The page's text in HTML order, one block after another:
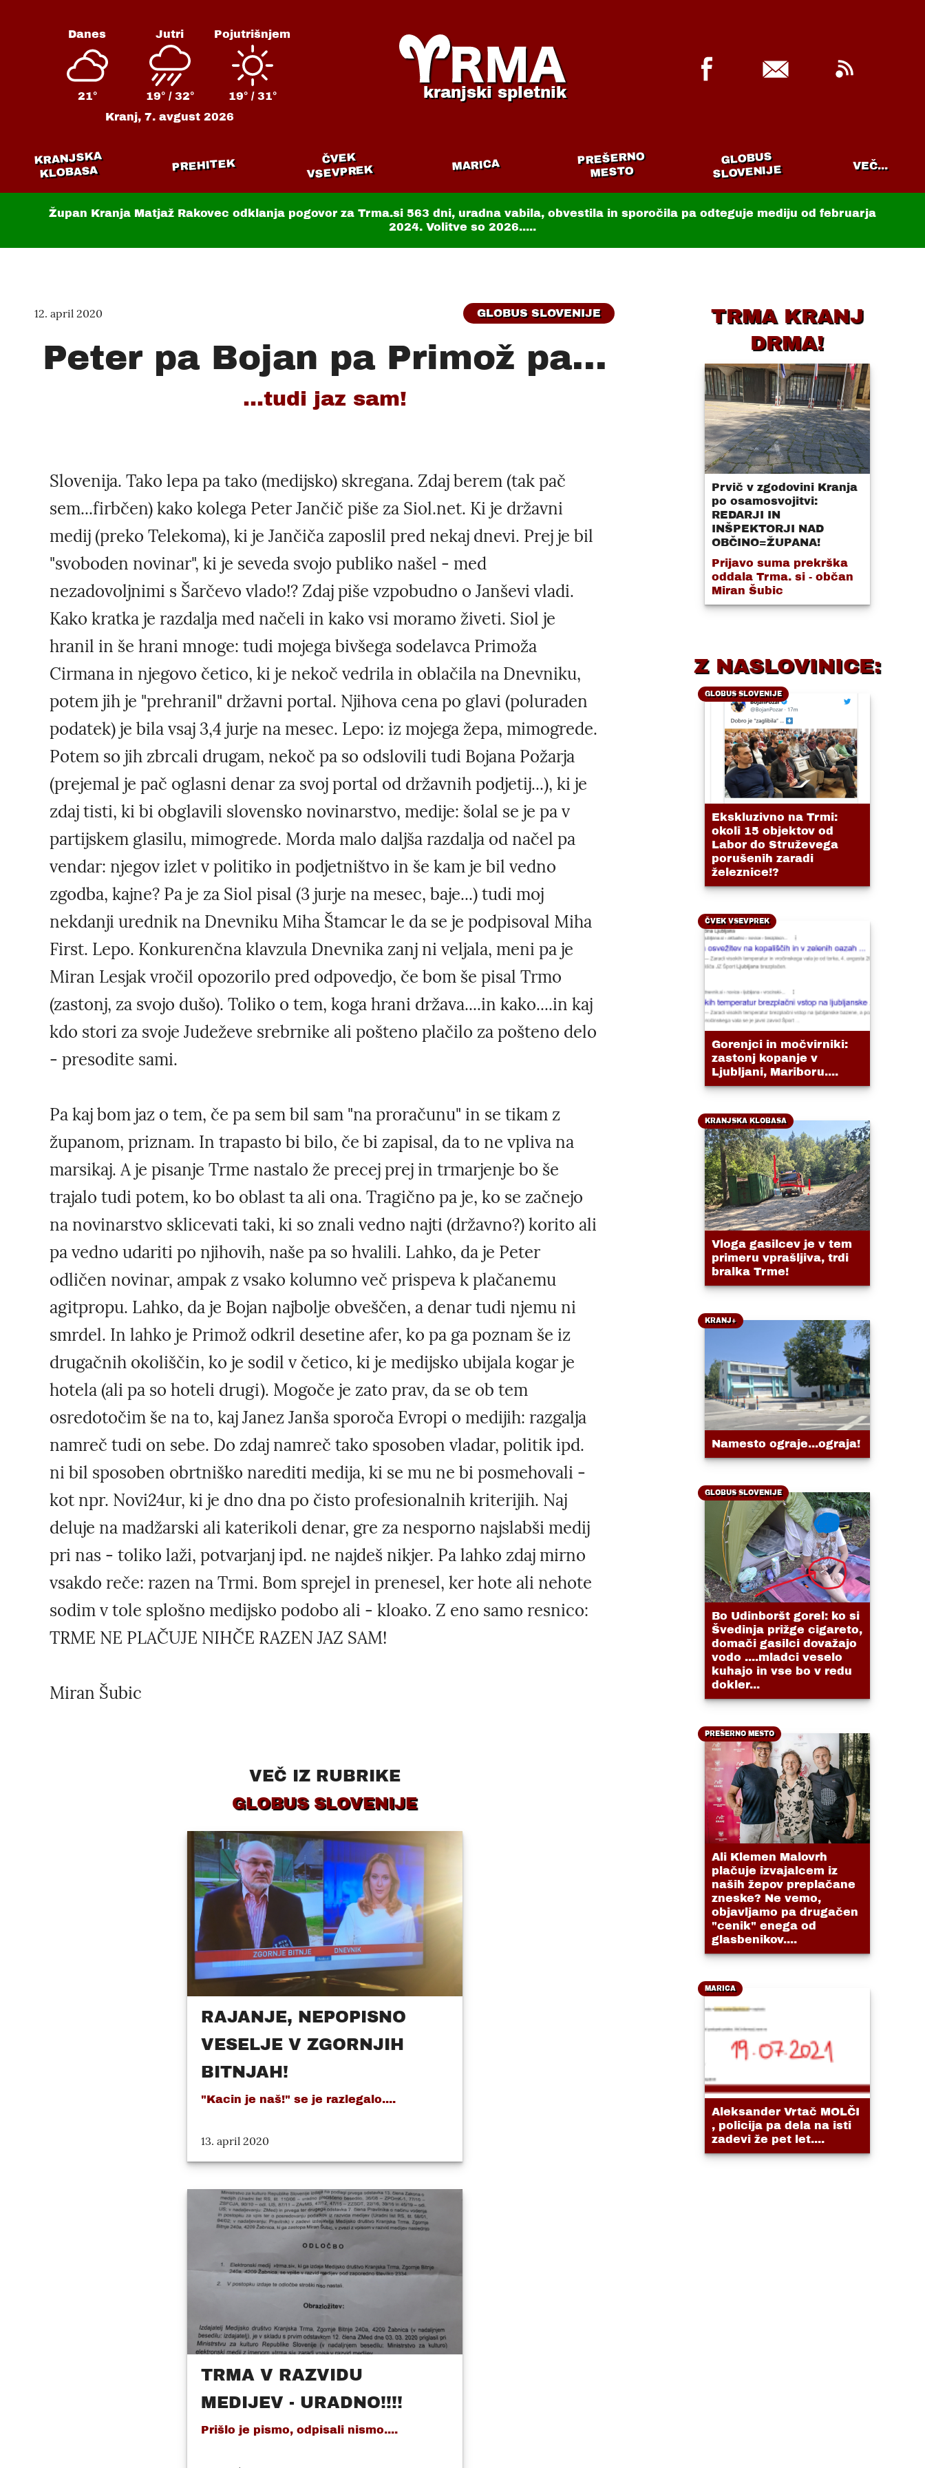
Danes
21°
Jutri
19° / 32°
Pojutrišnjem
19° / 31°
Kranj,7. avgust 2026
kranjski spletnik
KRANJSKA
KLOBASA PREHITEK ČVEK
VSEVPREK MARICA PREŠERNO
MESTO
GLOBUS
SLOVENIJE VEČ...
Župan Kranja Matjaž Rakovec odklanja pogovor za Trma.si 563 dni, uradna vabila, obvestila in sporočila pa odteguje mediju od februarja
2024. Volitve so 2026.....
12. april 2020 GLOBUS SLOVENIJE
Peter pa Bojan pa Primož pa...
...tudi jaz sam!
Slovenija. Tako lepa pa tako (medijsko) skregana. Zdaj berem (tak pač
sem...firbčen) kako kolega Peter Jančič piše za Siol.net. Ki je državni
medij (preko Telekoma), ki je Jančiča zaposlil pred nekaj dnevi. Prej je bil
"svoboden novinar", ki je seveda svojo publiko našel - med
nezadovoljnimi s Šarčevo vlado!? Zdaj piše vzpobudno o Janševi vladi.
Kako kratka je razdalja med načeli in kako vsi moramo živeti. Siol je
hranil in še hrani mnoge: tudi mojega bivšega sodelavca Primoža
Cirmana in njegovo četico, ki je nekoč vedrila in oblačila na Dnevniku,
potem jih je "prehranil" državni portal. Njihova cena po glavi (poluraden
podatek) je bila vsaj 3,4 jurje na mesec. Lepo: iz mojega žepa, mimogrede.
Potem so jih zbrcali drugam, nekoč pa so odslovili tudi Bojana Požarja
(prejemal je pač oglasni denar za svoj portal od državnih podjetij...), ki je
zdaj tisti, ki bi obglavili slovensko novinarstvo, medije: šolal se je pa v
partijskem glasilu, mimogrede. Morda malo daljša razdalja od načel pa
vendar: njegov izlet v politiko in podjetništvo in še kam je bil vedno
zgodba, kajne? Pa je za Siol pisal (3 jurje na mesec, baje...) tudi moj
nekdanji urednik na Dnevniku Miha Štamcar le da se je podpisoval Miha
First. Lepo. Konkurenčna klavzula Dnevnika zanj ni veljala, meni pa je
Miran Lesjak vročil opozorilo pred odpovedjo, če bom še pisal Trmo
(zastonj, za svojo dušo). Toliko o tem, koga hrani država....in kako....in kaj
kdo stori za svoje Judeževe srebrnike ali pošteno plačilo za pošteno delo
- presodite sami.
Pa kaj bom jaz o tem, če pa sem bil sam "na proračunu" in se tikam z
županom, priznam. In trapasto bi bilo, če bi zapisal, da to ne vpliva na
marsikaj. A je pisanje Trme nastalo že precej prej in trmarjenje bo še
trajalo tudi potem, ko bo oblast ta ali ona. Tragično pa je, ko se začnejo
na novinarstvo sklicevati taki, ki so znali vedno najti (državno?) korito ali
pa vedno udariti po njihovih, naše pa so hvalili. Lahko, da je Peter
odličen novinar, ampak z vsako kolumno več prispeva k plačanemu
agitpropu. Lahko, da je Bojan najbolje obveščen, a denar tudi njemu ni
smrdel. In lahko je Primož odkril desetine afer, ko pa ga poznam še iz
drugačnih okoliščin, ko je sodil v četico, ki je medijsko ubijala kogar je
hotela (ali pa so hoteli drugi). Mogoče je zato prav, da se ob tem
osredotočim še na to, kaj Janez Janša sporoča Evropi o medijih: razgalja
namreč tudi on sebe. Do zdaj namreč tako sposoben vladar, politik ipd.
ni bil sposoben obrtniško narediti medija, ki se mu ne bi posmehovali -
kot npr. Novi24ur, ki je dno dna po čisto profesionalnih kriterijih. Naj
deluje na madžarski ali katerikoli denar, gre za nesporno najslabši medij
pri nas - toliko laži, potvarjanj ipd. ne najdeš nikjer. Pa lahko zdaj mirno
vsakdo reče: razen na Trmi. Bom sprejel in prenesel, ker hote ali nehote
sodim v tole splošno medijsko podobo ali - kloako. Z eno samo resnico:
TRME NE PLAČUJE NIHČE RAZEN JAZ SAM!
Miran Šubic
VEČ IZ RUBRIKE
GLOBUS SLOVENIJE
RAJANJE, NEPOPISNO
VESELJE V ZGORNJIH
BITNJAH!
"Kacin je naš!" se je razlegalo....
13. april 2020
TRMA V RAZVIDU
MEDIJEV - URADNO!!!!
Prišlo je pismo, odpisali nismo....
TRMA KRANJ
DRMA!
Prvič v zgodovini Kranja
po osamosvojitvi:
REDARJI IN
INŠPEKTORJI NAD
OBČINO=ŽUPANA!
Prijavo suma prekrška
oddala Trma. si - občan
Miran Šubic
Z NASLOVINICE:
GLOBUS SLOVENIJE
Ekskluzivno na Trmi:
okoli 15 objektov od
Labor do Struževega
porušenih zaradi
železnice!?
ČVEK VSEVPREK
Gorenjci in močvirniki:
zastonj kopanje v
Ljubljani, Mariboru....
KRANJSKA KLOBASA
Vloga gasilcev je v tem
primeru vprašljiva, trdi
bralka Trme!
KRANJ+
Namesto ograje...ograja!
GLOBUS SLOVENIJE
Bo Udinboršt gorel: ko si
Švedinja prižge cigareto,
domači gasilci dovažajo
vodo ....mladci veselo
kuhajo in vse bo v redu
dokler...
PREŠERNO MESTO
Ali Klemen Malovrh
plačuje izvajalcem iz
naših žepov preplačane
zneske? Ne vemo,
objavljamo pa drugačen
"cenik" enega od
glasbenikov....
MARICA
Aleksander Vrtač MOLČI
, policija pa dela na isti
zadevi že pet let....